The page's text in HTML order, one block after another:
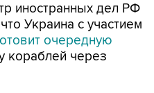
иностранных дел РФ
Украина с участием
очередную
кораблей через